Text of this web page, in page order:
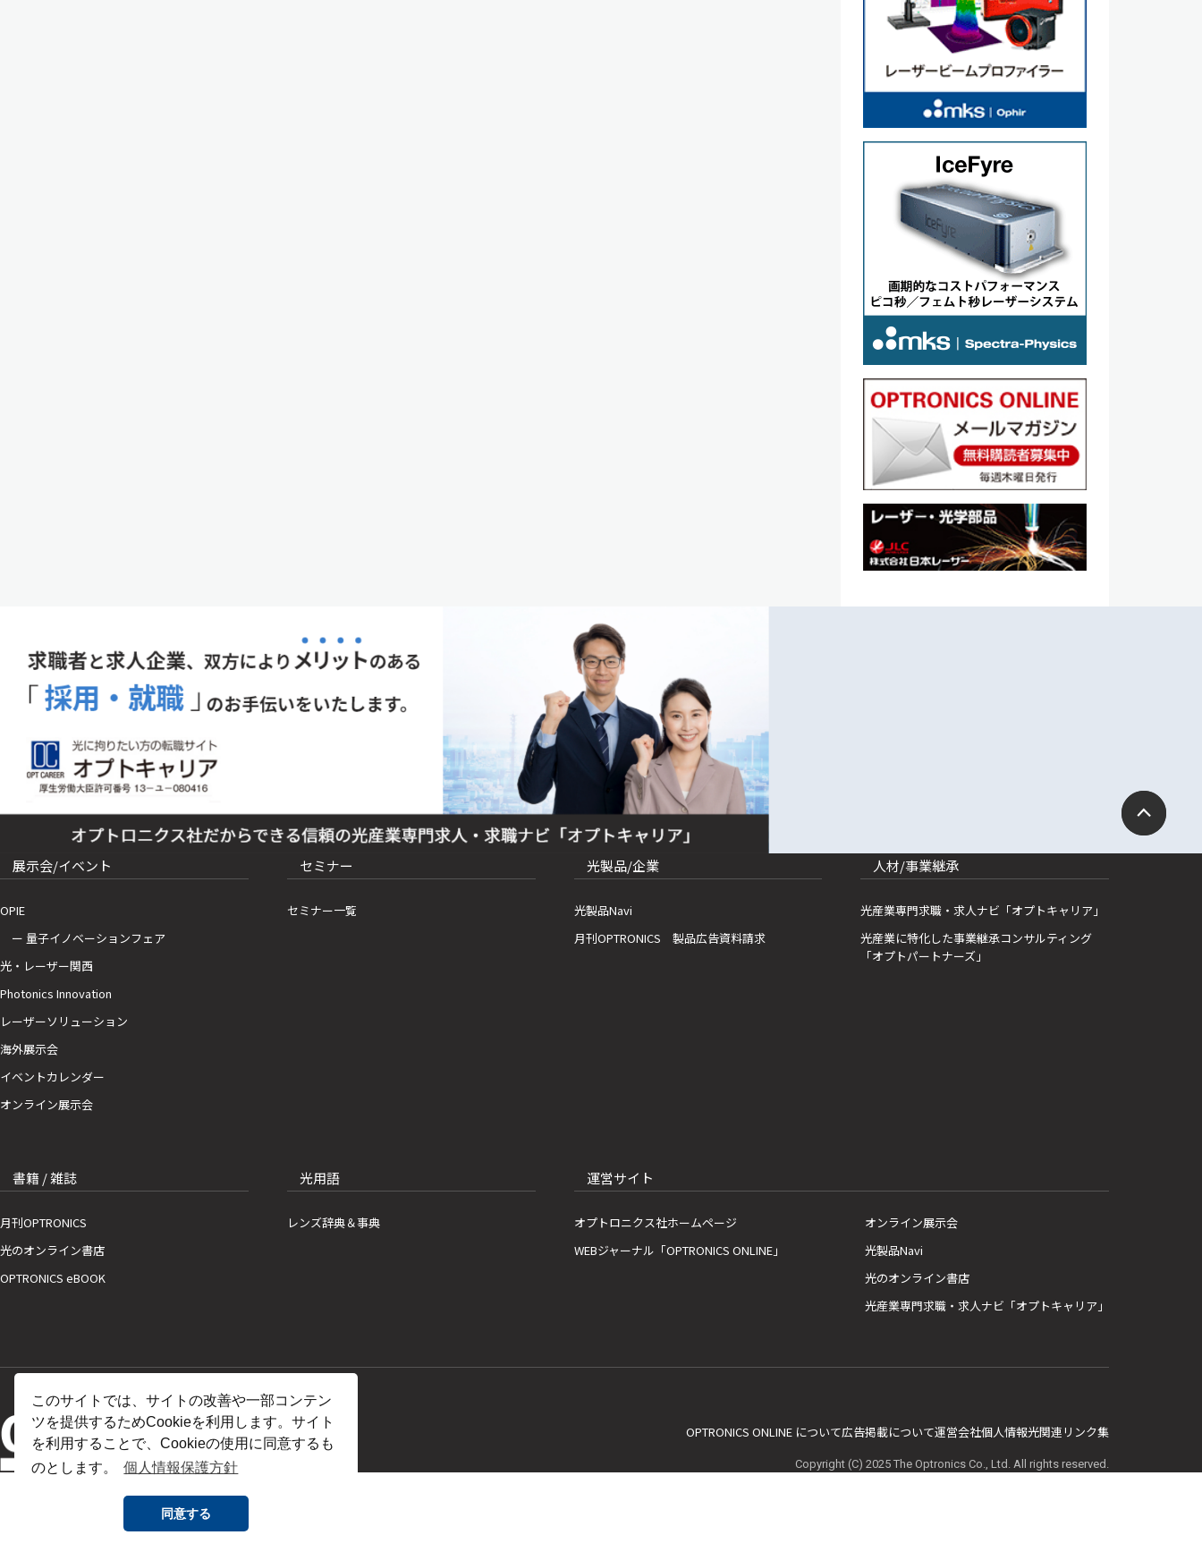
このサイトでは、サイトの改善や一部コンテン
ツを提供するためCookieを利用します。サイト
を利用することで、Cookieの使用に同意するも
のとします。
個人情報保護方針
同意する
展示会/イベント
OPIE
ー 量子イノベーションフェア
光・レーザー関西
Photonics Innovation
レーザーソリューション
海外展示会
イベントカレンダー
オンライン展示会
セミナー
セミナー一覧
光製品/企業
光製品Navi
月刊OPTRONICS 製品広告資料請求
人材/事業継承
光産業専門求職・求人ナビ「オプトキャリア」
光産業に特化した事業継承コンサルティング
「オプトパートナーズ」
書籍 / 雑誌
月刊OPTRONICS
光のオンライン書店
OPTRONICS eBOOK
光用語
レンズ辞典＆事典
運営サイト
オプトロニクス社ホームページ
WEBジャーナル「OPTRONICS ONLINE」
オンライン展示会
光製品Navi
光のオンライン書店
光産業専門求職・求人ナビ「オプトキャリア」
OPTRONICS ONLINE について広告掲載について運営会社個人情報光関連リンク集
Copyright (C) 2025 The Optronics Co., Ltd. All rights reserved.